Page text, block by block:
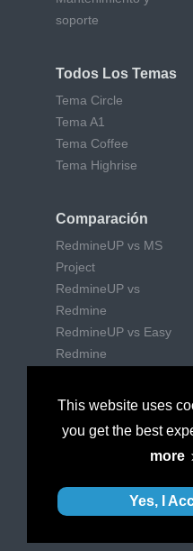
This website uses
you get the best
more
Yes, I
soporte
Todos Los Temas
Tema Circle
Tema A1
Tema Coffee
Tema Highrise
Comparación
RedmineUP vs MS
Project
RedmineUP vs
Redmine
RedmineUP vs Easy
Redmine
RedmineUP vs Jira
RedmineUP vs